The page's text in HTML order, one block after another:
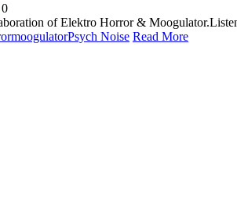
0
of Elektro Horror &
moogulatorPsych Noise Read More